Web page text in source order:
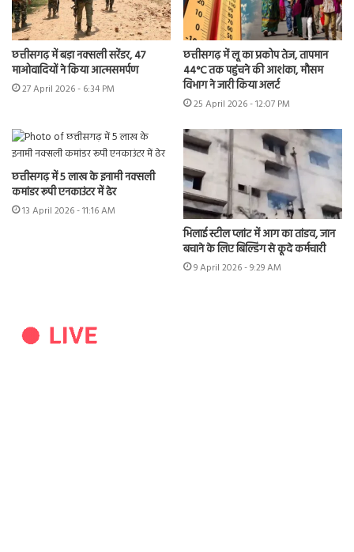
छत्तीसगढ़ में बड़ा नक्सली सरेंडर, 47
माओवादियों ने किया आत्मसमर्पण
27 April 2026 - 6:34 PM
छत्तीसगढ़ में लू का प्रकोप तेज, तापमान
44°C तक पहुंचने की आशंका, मौसम
विभाग ने जारी किया अलर्ट
25 April 2026 - 12:07 PM
छत्तीसगढ़ में 5 लाख के इनामी नक्सली
कमांडर रूपी एनकाउंटर में ढेर
13 April 2026 - 11:16 AM
भिलाई स्टील प्लांट में आग का तांडव, जान
बचाने के लिए बिल्डिंग से कूदे कर्मचारी
9 April 2026 - 9:29 AM